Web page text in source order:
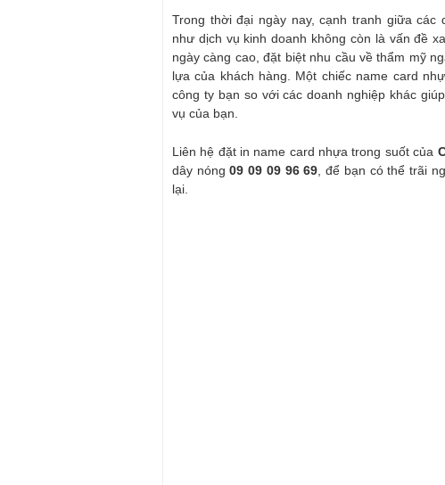
Trong thời đại ngày nay, cạnh tranh giữa các
như dịch vụ kinh doanh không còn là vấn đề
ngày càng cao, đặt biệt nhu cầu về thẩm mỹ
lựa của khách hàng. Một chiếc name card
công ty bạn so với các doanh nghiệp khác
vụ của bạn.
Liên hệ đặt in name card nhựa trong suốt của
dây nóng09 09 09 96 69 , để bạn có thể trãi
lại.